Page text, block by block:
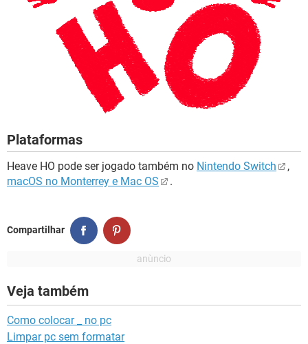
Plataformas
Heave HO pode ser jogado também no Nintendo Switch
,
macOS no Monterrey e Mac OS
.
Compartilhar
Veja também
Como colocar _ no pc
Limpar pc sem formatar